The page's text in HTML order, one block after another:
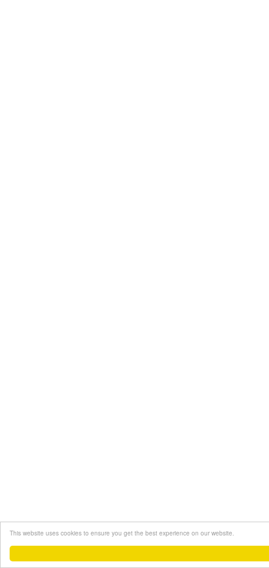
This website uses cookies to ensure you get the best experience on our website.